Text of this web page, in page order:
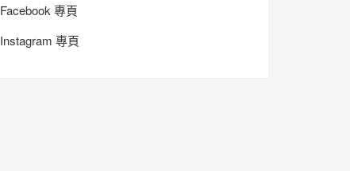
Facebook 專頁
Instagram 專頁